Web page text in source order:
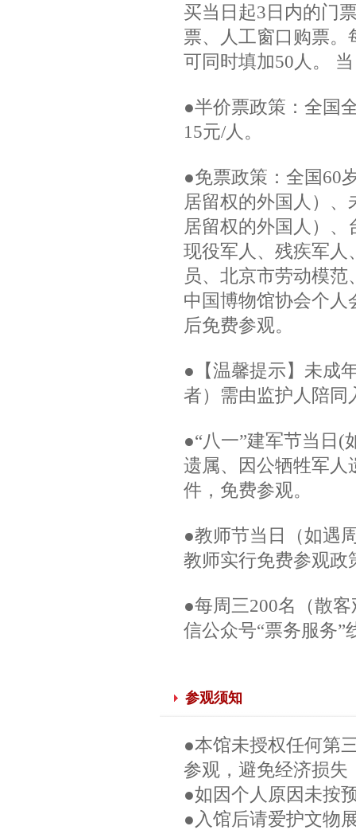
买当日起3日内的门
票、人工窗口购票。
可同时填加50人。
●半价票政策：全国
15元/人。
●免票政策：全国60
居留权的外国人）、
居留权的外国人）、
现役军人、残疾军人
员、北京市劳动模
中国博物馆协会个人
后免费参观。
●【温馨提示】未成
者）需由监护人陪同
●“八一”建军节当日(
遗属、因公牺牲军人
件，免费参观。
●教师节当日（如遇
教师实行免费参观政
●每周三200名（散
信公众号“票务服务”
参观须知
●本馆未授权任何第
参观，避免经济损失
●如因个人原因未按
●入馆后请爱护文物